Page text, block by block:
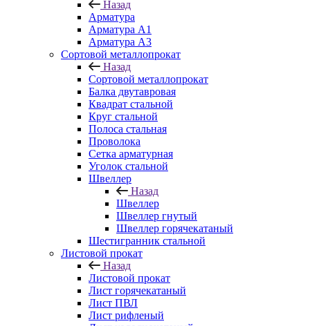
Назад
Арматура
Арматура A1
Арматура А3
Сортовой металлопрокат
Назад
Сортовой металлопрокат
Балка двутавровая
Квадрат стальной
Круг стальной
Полоса стальная
Проволока
Сетка арматурная
Уголок стальной
Швеллер
Назад
Швеллер
Швеллер гнутый
Швеллер горячекатаный
Шестигранник стальной
Листовой прокат
Назад
Листовой прокат
Лист горячекатаный
Лист ПВЛ
Лист рифленый